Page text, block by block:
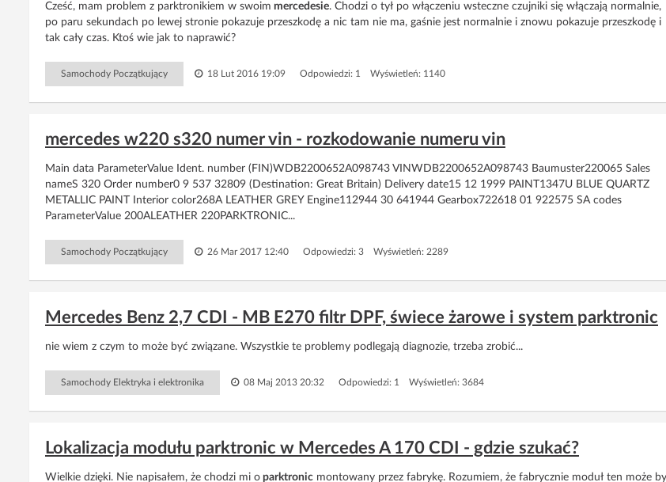
Cześć, mam problem z parktronikiem w swoim mercedesie. Chodzi o tył po włączeniu wsteczne czujniki się włączają normalnie,
po paru sekundach po lewej stronie pokazuje przeszkodę a nic tam nie ma, gaśnie jest normalnie i znowu pokazuje przeszkodę i
tak cały czas. Ktoś wie jak to naprawić?
Samochody Początkujący 18 Lut 2016 19:09 Odpowiedzi: 1 Wyświetleń: 1140
mercedes w220 s320 numer vin - rozkodowanie numeru vin
Main data ParameterValue Ident. number (FIN)WDB2200652A098743 VINWDB2200652A098743 Baumuster220065 Sales
nameS 320 Order number0 9 537 32809 (Destination: Great Britain) Delivery date15 12 1999 PAINT1347U BLUE QUARTZ
METALLIC PAINT Interior color268A LEATHER GREY Engine112944 30 641944 Gearbox722618 01 922575 SA codes
ParameterValue 200ALEATHER 220PARKTRONIC...
Samochody Początkujący 26 Mar 2017 12:40 Odpowiedzi: 3 Wyświetleń: 2289
Mercedes Benz 2,7 CDI - MB E270 filtr DPF, świece żarowe i system parktronic
nie wiem z czym to może być związane. Wszystkie te problemy podlegają diagnozie, trzeba zrobić...
Samochody Elektryka i elektronika 08 Maj 2013 20:32 Odpowiedzi: 1 Wyświetleń: 3684
Lokalizacja modułu parktronic w Mercedes A 170 CDI - gdzie szukać?
Wielkie dzięki. Nie napisałem, że chodzi mi o parktronic montowany przez fabrykę. Rozumiem, że fabrycznie moduł ten może